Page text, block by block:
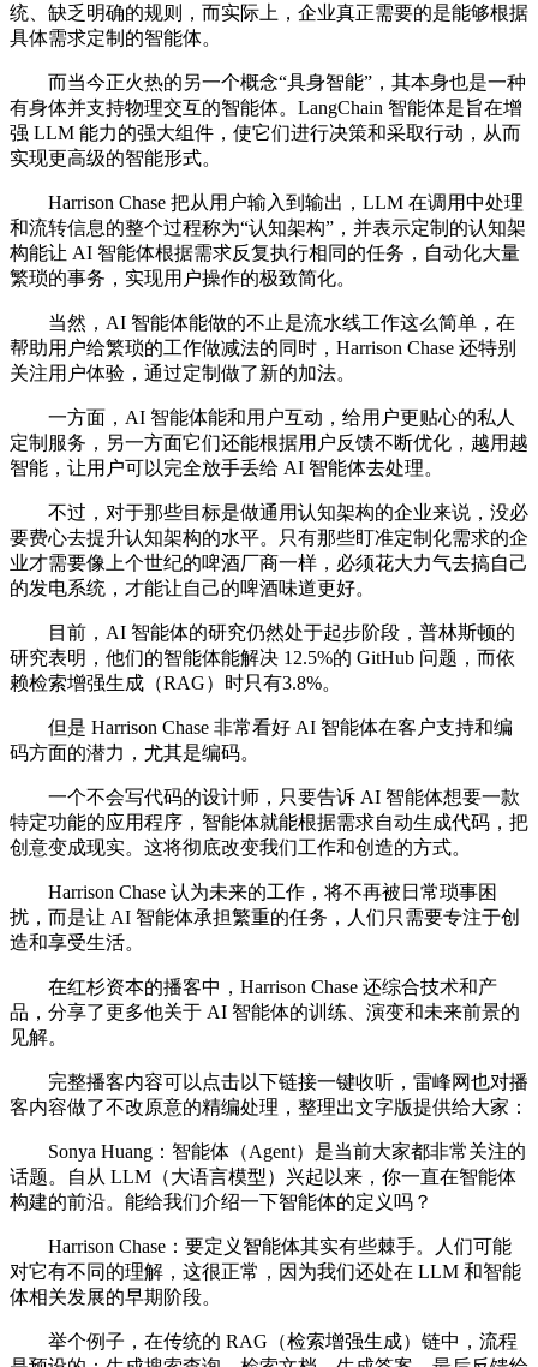
统、缺乏明确的规则，而实际上，企业真正需要的是能够根据
具体需求定制的智能体。
而当今正火热的另一个概念“具身智能”，其本身也是一种
有身体并支持物理交互的智能体。LangChain 智能体是旨在增
强 LLM 能力的强大组件，使它们进行决策和采取行动，从而
实现更高级的智能形式。
Harrison Chase 把从用户输入到输出，LLM 在调用中处理
和流转信息的整个过程称为“认知架构”，并表示定制的认知架
构能让 AI 智能体根据需求反复执行相同的任务，自动化大量
繁琐的事务，实现用户操作的极致简化。
当然，AI 智能体能做的不止是流水线工作这么简单，在
帮助用户给繁琐的工作做减法的同时，Harrison Chase 还特别
关注用户体验，通过定制做了新的加法。
一方面，AI 智能体能和用户互动，给用户更贴心的私人
定制服务，另一方面它们还能根据用户反馈不断优化，越用越
智能，让用户可以完全放手丢给 AI 智能体去处理。
不过，对于那些目标是做通用认知架构的企业来说，没必
要费心去提升认知架构的水平。只有那些盯准定制化需求的企
业才需要像上个世纪的啤酒厂商一样，必须花大力气去搞自己
的发电系统，才能让自己的啤酒味道更好。
目前，AI 智能体的研究仍然处于起步阶段，普林斯顿的
研究表明，他们的智能体能解决 12.5%的 GitHub 问题，而依
赖检索增强生成（RAG）时只有3.8%。
但是 Harrison Chase 非常看好 AI 智能体在客户支持和编
码方面的潜力，尤其是编码。
一个不会写代码的设计师，只要告诉 AI 智能体想要一款
特定功能的应用程序，智能体就能根据需求自动生成代码，把
创意变成现实。这将彻底改变我们工作和创造的方式。
Harrison Chase 认为未来的工作，将不再被日常琐事困
扰，而是让 AI 智能体承担繁重的任务，人们只需要专注于创
造和享受生活。
在红杉资本的播客中，Harrison Chase 还综合技术和产
品，分享了更多他关于 AI 智能体的训练、演变和未来前景的
见解。
完整播客内容可以点击以下链接一键收听，雷峰网也对播
客内容做了不改原意的精编处理，整理出文字版提供给大家：
Sonya Huang：智能体（Agent）是当前大家都非常关注的
话题。自从 LLM（大语言模型）兴起以来，你一直在智能体
构建的前沿。能给我们介绍一下智能体的定义吗？
Harrison Chase：要定义智能体其实有些棘手。人们可能
对它有不同的理解，这很正常，因为我们还处在 LLM 和智能
体相关发展的早期阶段。
举个例子，在传统的 RAG（检索增强生成）链中，流程